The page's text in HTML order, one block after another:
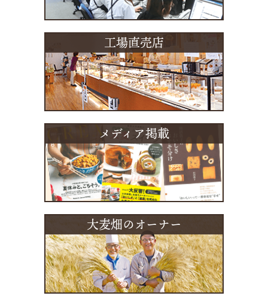
工場直売店
メディア掲載
大麦畑のオーナー